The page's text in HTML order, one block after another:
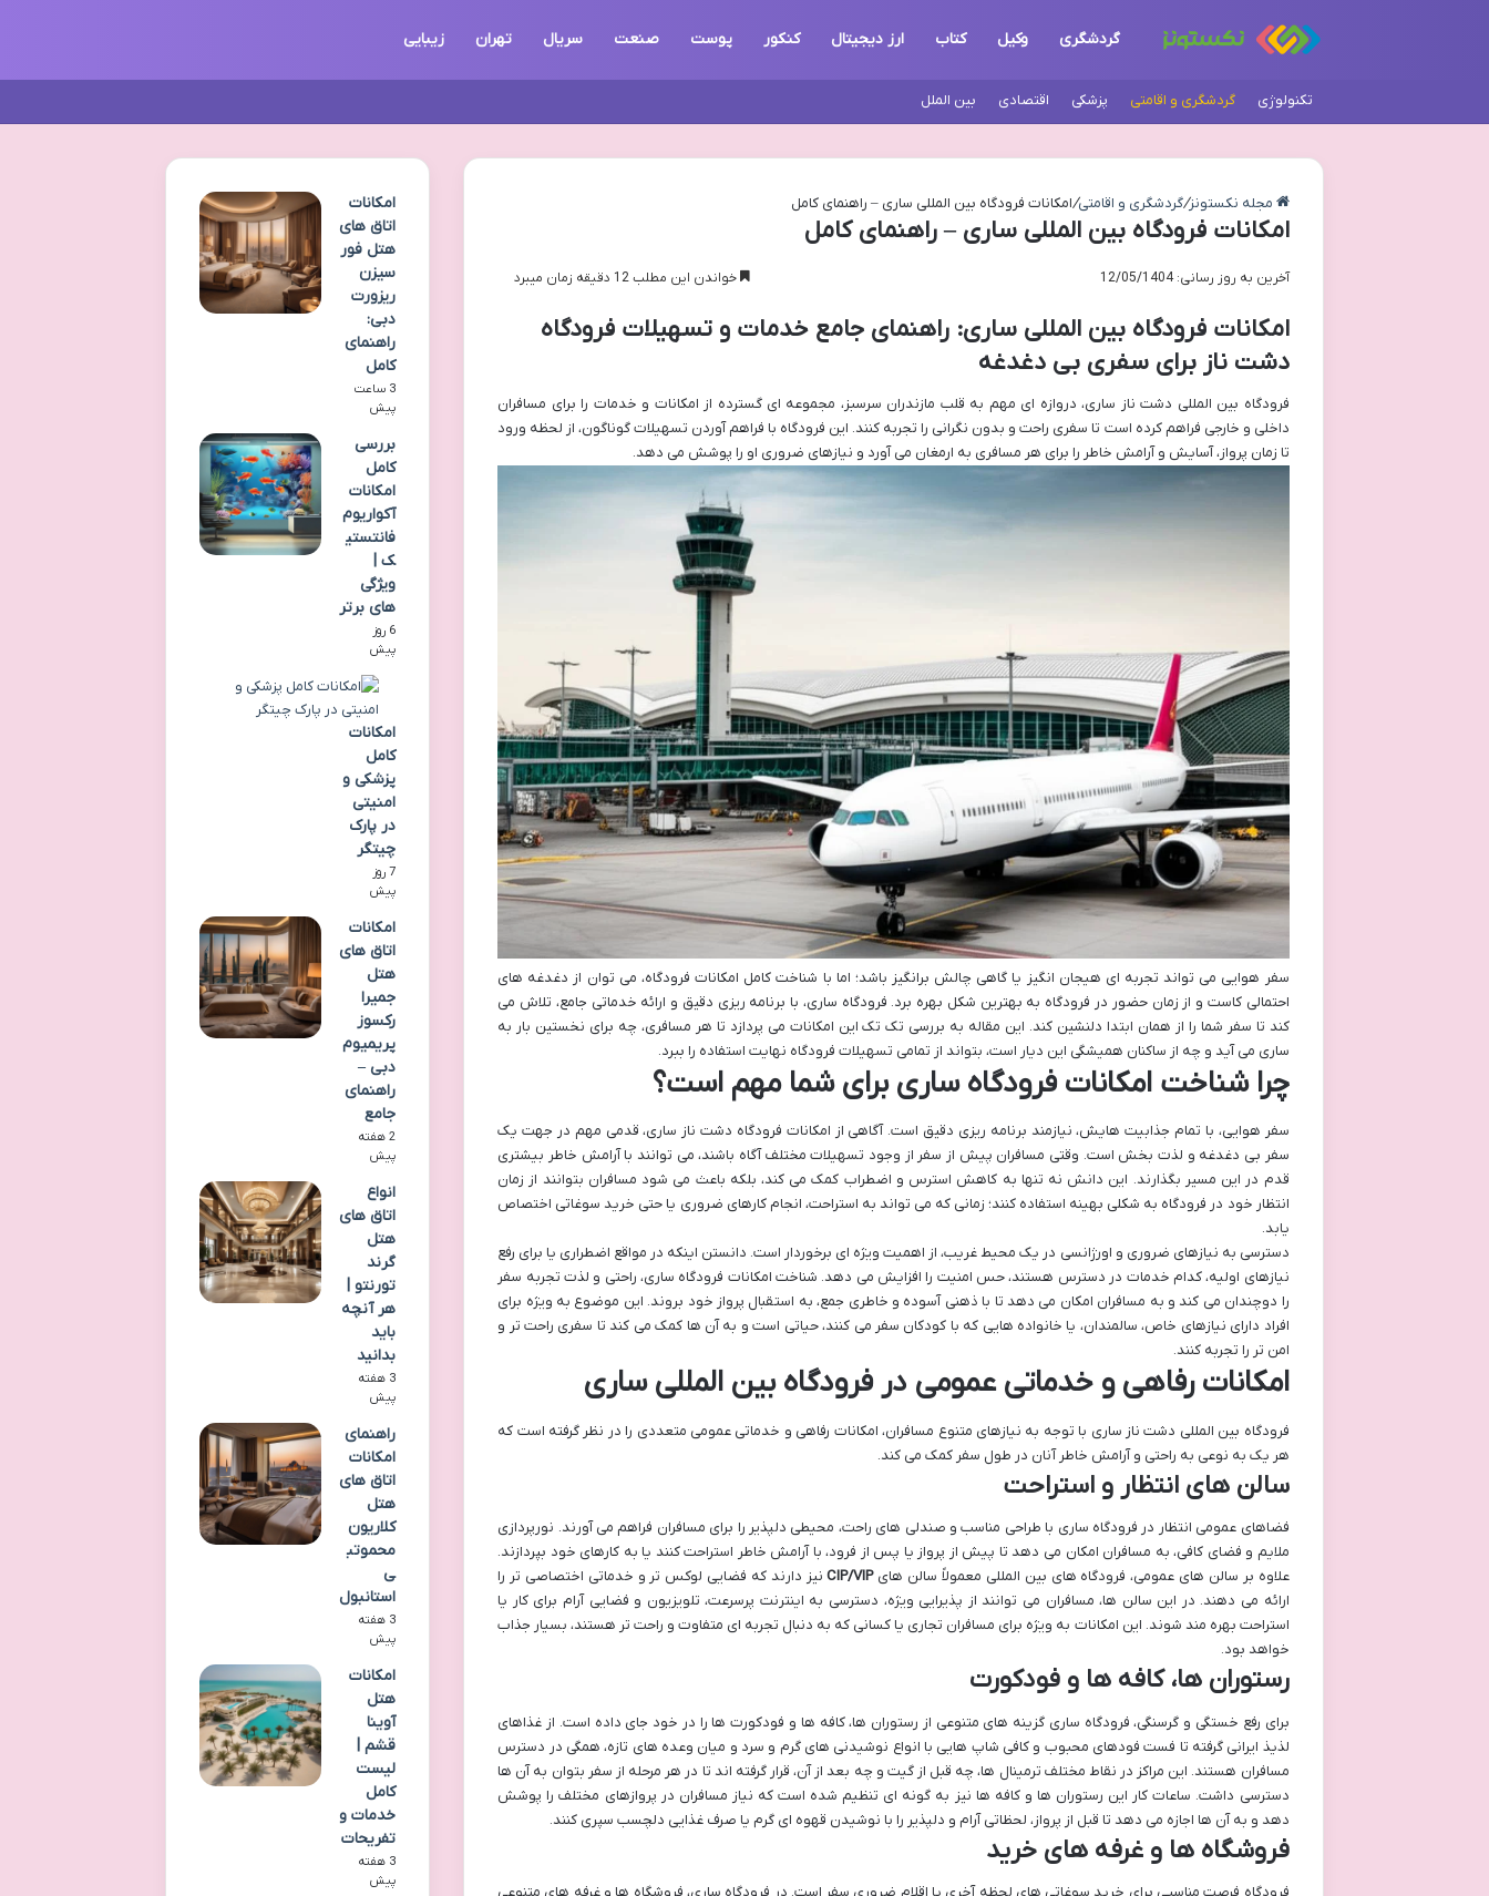
گردشگری وکیل کتاب ارز دیجیتال کنکور پوست صنعت سریال تهران زیبایی
تکنولوژی گردشگری و اقامتی پزشکی اقتصادی بین الملل
مجله نکستونز/گردشگری و اقامتی/امکانات فرودگاه بین المللی ساری – راهنمای کامل
امکانات فرودگاه بین المللی ساری – راهنمای کامل
آخرین به روز رسانی: 12/05/1404 خواندن این مطلب 12 دقیقه زمان میبرد
امکانات فرودگاه بین المللی ساری: راهنمای جامع خدمات و تسهیلات فرودگاه
دشت ناز برای سفری بی دغدغه
فرودگاه بین المللی دشت ناز ساری، دروازه ای مهم به قلب مازندران سرسبز، مجموعه ای گسترده از امکانات و خدمات را برای مسافران
داخلی و خارجی فراهم کرده است تا سفری راحت و بدون نگرانی را تجربه کنند. این فرودگاه با فراهم آوردن تسهیلات گوناگون، از لحظه ورود
تا زمان پرواز، آسایش و آرامش خاطر را برای هر مسافری به ارمغان می آورد و نیازهای ضروری او را پوشش می دهد.
سفر هوایی می تواند تجربه ای هیجان انگیز یا گاهی چالش برانگیز باشد؛ اما با شناخت کامل امکانات فرودگاه، می توان از دغدغه های
احتمالی کاست و از زمان حضور در فرودگاه به بهترین شکل بهره برد. فرودگاه ساری، با برنامه ریزی دقیق و ارائه خدماتی جامع، تلاش می
کند تا سفر شما را از همان ابتدا دلنشین کند. این مقاله به بررسی تک تک این امکانات می پردازد تا هر مسافری، چه برای نخستین بار به
ساری می آید و چه از ساکنان همیشگی این دیار است، بتواند از تمامی تسهیلات فرودگاه نهایت استفاده را ببرد.
چرا شناخت امکانات فرودگاه ساری برای شما مهم است؟
سفر هوایی، با تمام جذابیت هایش، نیازمند برنامه ریزی دقیق است. آگاهی از امکانات فرودگاه دشت ناز ساری، قدمی مهم در جهت یک
سفر بی دغدغه و لذت بخش است. وقتی مسافران پیش از سفر از وجود تسهیلات مختلف آگاه باشند، می توانند با آرامش خاطر بیشتری
قدم در این مسیر بگذارند. این دانش نه تنها به کاهش استرس و اضطراب کمک می کند، بلکه باعث می شود مسافران بتوانند از زمان
انتظار خود در فرودگاه به شکلی بهینه استفاده کنند؛ زمانی که می تواند به استراحت، انجام کارهای ضروری یا حتی خرید سوغاتی اختصاص
یابد.
دسترسی به نیازهای ضروری و اورژانسی در یک محیط غریب، از اهمیت ویژه ای برخوردار است. دانستن اینکه در مواقع اضطراری یا برای رفع
نیازهای اولیه، کدام خدمات در دسترس هستند، حس امنیت را افزایش می دهد. شناخت امکانات فرودگاه ساری، راحتی و لذت تجربه سفر
را دوچندان می کند و به مسافران امکان می دهد تا با ذهنی آسوده و خاطری جمع، به استقبال پرواز خود بروند. این موضوع به ویژه برای
افراد دارای نیازهای خاص، سالمندان، یا خانواده هایی که با کودکان سفر می کنند، حیاتی است و به آن ها کمک می کند تا سفری راحت تر و
امن تر را تجربه کنند.
امکانات رفاهی و خدماتی عمومی در فرودگاه بین المللی ساری
فرودگاه بین المللی دشت ناز ساری با توجه به نیازهای متنوع مسافران، امکانات رفاهی و خدماتی عمومی متعددی را در نظر گرفته است که
هر یک به نوعی به راحتی و آرامش خاطر آنان در طول سفر کمک می کند.
سالن های انتظار و استراحت
فضاهای عمومی انتظار در فرودگاه ساری با طراحی مناسب و صندلی های راحت، محیطی دلپذیر را برای مسافران فراهم می آورند. نورپردازی
ملایم و فضای کافی، به مسافران امکان می دهد تا پیش از پرواز یا پس از فرود، با آرامش خاطر استراحت کنند یا به کارهای خود بپردازند.
علاوه بر سالن های عمومی، فرودگاه های بین المللی معمولاً سالن هایCIP/VIPنیز دارند که فضایی لوکس تر و خدماتی اختصاصی تر را
ارائه می دهند. در این سالن ها، مسافران می توانند از پذیرایی ویژه، دسترسی به اینترنت پرسرعت، تلویزیون و فضایی آرام برای کار یا
استراحت بهره مند شوند. این امکانات به ویژه برای مسافران تجاری یا کسانی که به دنبال تجربه ای متفاوت و راحت تر هستند، بسیار جذاب
خواهد بود.
رستوران ها، کافه ها و فودکورت
برای رفع خستگی و گرسنگی، فرودگاه ساری گزینه های متنوعی از رستوران ها، کافه ها و فودکورت ها را در خود جای داده است. از غذاهای
لذیذ ایرانی گرفته تا فست فودهای محبوب و کافی شاپ هایی با انواع نوشیدنی های گرم و سرد و میان وعده های تازه، همگی در دسترس
مسافران هستند. این مراکز در نقاط مختلف ترمینال ها، چه قبل از گیت و چه بعد از آن، قرار گرفته اند تا در هر مرحله از سفر بتوان به آن ها
دسترسی داشت. ساعات کار این رستوران ها و کافه ها نیز به گونه ای تنظیم شده است که نیاز مسافران در پروازهای مختلف را پوشش
دهد و به آن ها اجازه می دهد تا قبل از پرواز، لحظاتی آرام و دلپذیر را با نوشیدن قهوه ای گرم یا صرف غذایی دلچسب سپری کنند.
فروشگاه ها و غرفه های خرید
امکانات
اتاق های
هتل فور
سیزن
ریزورت
دبی:
راهنمای
کامل
3 ساعت
پیش
بررسی
کامل
امکانات
آکواریوم
فانتستی
ک |
ویژگی
های برتر
6 روز
پیش
امکانات
کامل
پزشکی و
امنیتی
در پارک
چیتگر
7 روز
پیش
امکانات
اتاق های
هتل
جمیرا
رکسوز
پریمیوم
دبی –
راهنمای
جامع
2 هفته
پیش
انواع
اتاق های
هتل
گرند
تورنتو |
هر آنچه
باید
بدانید
3 هفته
پیش
راهنمای
امکانات
اتاق های
هتل
کلاریون
محموتب
ی
استانبول
3 هفته
پیش
امکانات
هتل
آوینا
قشم |
لیست
کامل
خدمات و
تفریحات
3 هفته
پیش